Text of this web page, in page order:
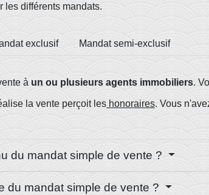
les différents mandats.
exclusif Mandat semi-exclusif
à un ou plusieurs agents immobiliers.
la vente perçoit les honoraires. Vous
du mandat simple de vente ?
du mandat simple de vente ?